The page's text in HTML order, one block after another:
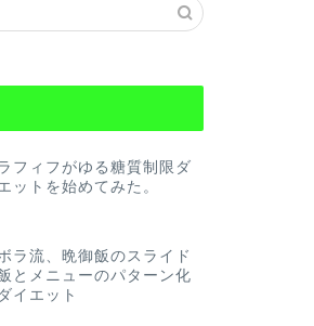
フィフがゆる糖質制限ダ
ットを始めてみた。
ラ流、晩御飯のスライド
とメニューのパターン化
イエット